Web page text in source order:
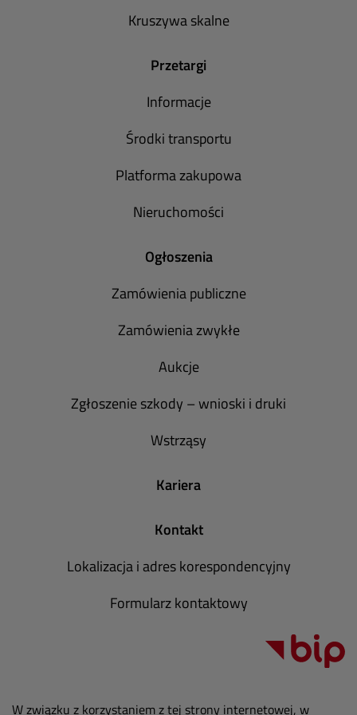
Kruszywa skalne
Przetargi
Informacje
Środki transportu
Platforma zakupowa
Nieruchomości
Ogłoszenia
Zamówienia publiczne
Zamówienia zwykłe
Aukcje
Zgłoszenie szkody – wnioski i druki
Wstrząsy
Kariera
Kontakt
Lokalizacja i adres korespondencyjny
Formularz kontaktowy
W związku z korzystaniem z tej strony internetowej, w